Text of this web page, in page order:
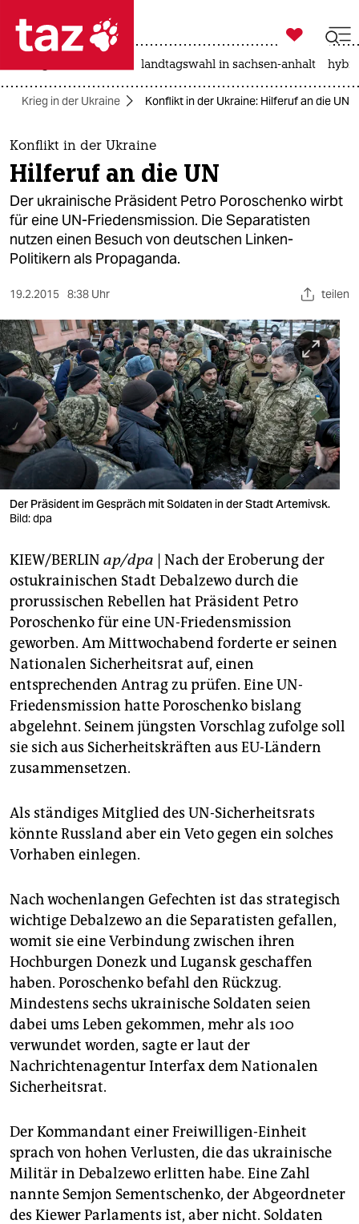
 taz zahl ich
taz zahl ich
themen
politik
öko
gesellschaft
kultur
sport
berlin
nord
wahrheit
verlag
verlag
shop
fragen & hilfe
unterstützen
abo
genossenschaft
epaper login

taz zahl ich
landtagswahl in sachsen-anhalt
Krieg in der Ukraine Konflikt in der Ukraine: Hilferuf an die UN
Konflikt in der Ukraine
Hilferuf an die UN
Der ukrainische Präsident Petro Poroschenko wirbt
für eine UN-Friedensmission. Die Separatisten
nutzen einen Besuch von deutschen Linken-
Politikern als Propaganda.
19.2.2015 8:38 Uhr teilen
Der Präsident im Gespräch mit Soldaten in der Stadt Artemivsk.
Bild: dpa
KIEW/BERLIN ap/dpa | Nach der Eroberung der
ostukrainischen Stadt Debalzewo durch die
prorussischen Rebellen hat Präsident Petro
Poroschenko für eine UN-Friedensmission
geworben. Am Mittwochabend forderte er seinen
Nationalen Sicherheitsrat auf, einen
entsprechenden Antrag zu prüfen. Eine UN-
Friedensmission hatte Poroschenko bislang
abgelehnt. Seinem jüngsten Vorschlag zufolge soll
sie sich aus Sicherheitskräften aus EU-Ländern
zusammensetzen.
Als ständiges Mitglied des UN-Sicherheitsrats
könnte Russland aber ein Veto gegen ein solches
Vorhaben einlegen.
Nach wochenlangen Gefechten ist das strategisch
wichtige Debalzewo an die Separatisten gefallen,
womit sie eine Verbindung zwischen ihren
Hochburgen Donezk und Lugansk geschaffen
haben. Poroschenko befahl den Rückzug.
Mindestens sechs ukrainische Soldaten seien
dabei ums Leben gekommen, mehr als 100
verwundet worden, sagte er laut der
Nachrichtenagentur Interfax dem Nationalen
Sicherheitsrat.
Der Kommandant einer Freiwilligen-Einheit
sprach von hohen Verlusten, die das ukrainische
Militär in Debalzewo erlitten habe. Eine Zahl
nannte Semjon Sementschenko, der Abgeordneter
des Kiewer Parlaments ist, aber nicht. Soldaten